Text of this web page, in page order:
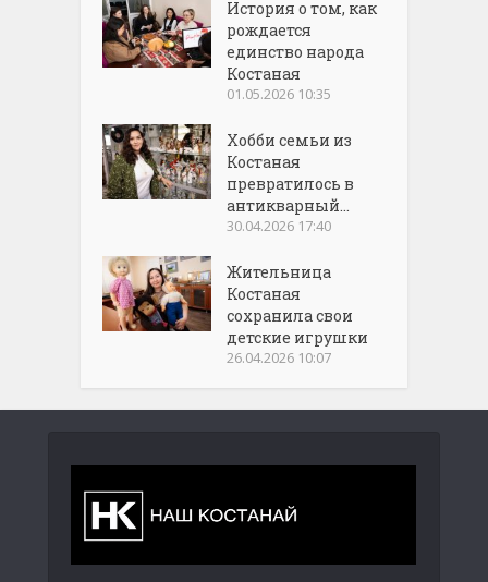
История о том, как
рождается
единство народа
Костаная
01.05.2026 10:35
Хобби семьи из
Костаная
превратилось в
антикварный...
30.04.2026 17:40
Жительница
Костаная
сохранила свои
детские игрушки
26.04.2026 10:07